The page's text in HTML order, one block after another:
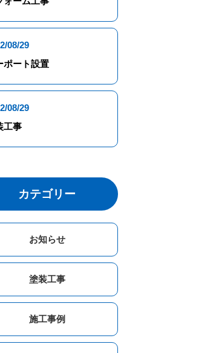
08/29
ポート設置
08/29
工事
カテゴリー
お知らせ
塗装工事
施工事例